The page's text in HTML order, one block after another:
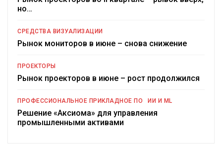
но…
СРЕДСТВА ВИЗУАЛИЗАЦИИ
Рынок мониторов в июне – снова снижение
ПРОЕКТОРЫ
Рынок проекторов в июне – рост продолжился
ПРОФЕССИОНАЛЬНОЕ ПРИКЛАДНОЕ ПО ИИ И ML
Решение «Аксиома» для управления
промышленными активами